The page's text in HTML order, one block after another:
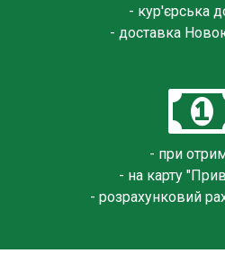
- кур'єрська
- доставка
- при
- на карту
- розрахунковий